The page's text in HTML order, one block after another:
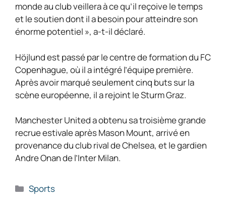
monde au club veillera à ce qu’il reçoive le temps
et le soutien dont il a besoin pour atteindre son
énorme potentiel », a-t-il déclaré.
Höjlund est passé par le centre de formation du FC
Copenhague, où il a intégré l’équipe première.
Après avoir marqué seulement cinq buts sur la
scène européenne, il a rejoint le Sturm Graz.
Manchester United a obtenu sa troisième grande
recrue estivale après Mason Mount, arrivé en
provenance du club rival de Chelsea, et le gardien
Andre Onan de l’Inter Milan.
Catégories
Sports